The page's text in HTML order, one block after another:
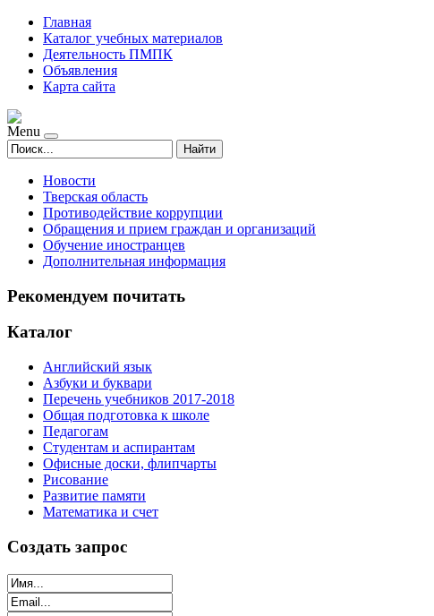
Главная
Каталог учебных материалов
Деятельность ПМПК
Объявления
Карта сайта
Menu
Найти
Новости
Тверская область
Противодействие коррупции
Обращения и прием граждан и организаций
Обучение иностранцев
Дополнительная информация
Рекомендуем почитать
Каталог
Английский язык
Азбуки и буквари
Перечень учебников 2017-2018
Общая подготовка к школе
Педагогам
Студентам и аспирантам
Офисные доски, флипчарты
Рисование
Развитие памяти
Математика и счет
Создать запрос